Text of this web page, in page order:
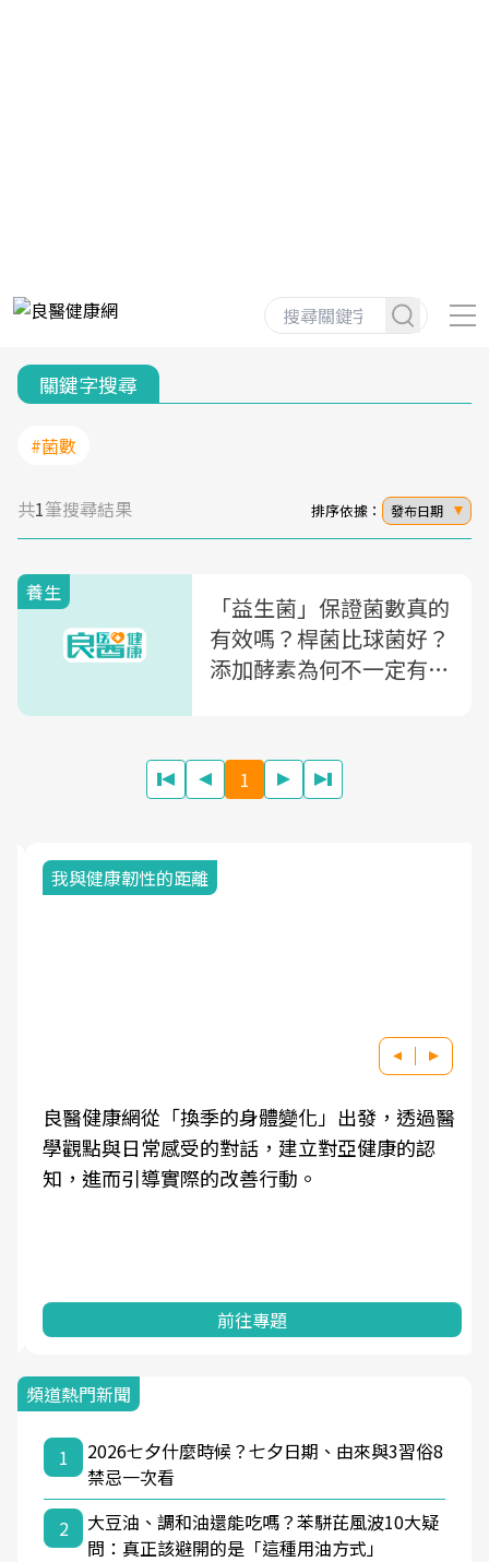
關鍵字搜尋
#菌數
共1筆搜尋結果 排序依據： 發布日期
養生
「益生菌」保證菌數真的
有效嗎？桿菌比球菌好？
添加酵素為何不一定有
1
我與健康韌性的距離
良醫健康網從「換季的身體變化」出發，透過醫
學觀點與日常感受的對話，建立對亞健康的認
知，進而引導實際的改善行動。
前往專題
頻道熱門新聞
1
2026七夕什麼時候？七夕日期、由來與3習俗8
禁忌一次看
2
大豆油、調和油還能吃嗎？苯駢芘風波10大疑
問：真正該避開的是「這種用油方式」